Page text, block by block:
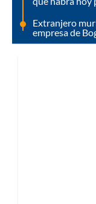
Extranjero
empresa de